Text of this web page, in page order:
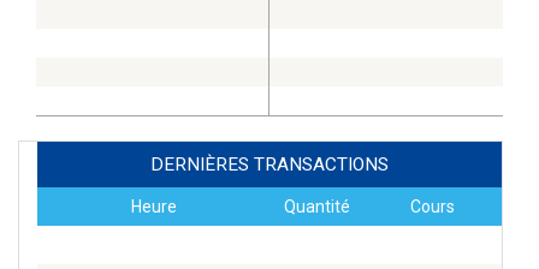
DERNIÈRES TRANSACTIONS
Heure Quantité Cours